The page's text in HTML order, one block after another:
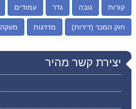
קורות גובה גדר עמודים
חוק המכר (דירות) מדרגות מעקה
יצירת קשר מהיר